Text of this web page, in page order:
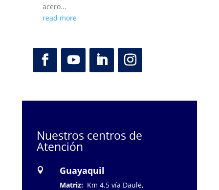
acero...
read more
Nuestros centros de
Atención
 Guayaquil
Matriz: Km 4.5 vía Daule,